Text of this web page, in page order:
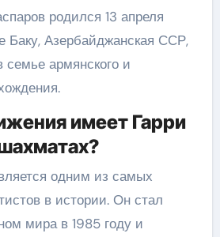
родился 13 апреля
Баку, Азербайджанская ССР,
армянского и
имеет Гарри
одним из самых
в истории. Он стал
мира в 1985 году и